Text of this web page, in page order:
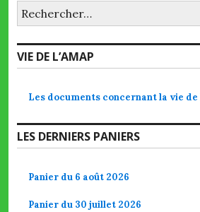
VIE DE L’AMAP
Les documents concernant la vie de
LES DERNIERS PANIERS
Panier du 6 août 2026
Panier du 30 juillet 2026